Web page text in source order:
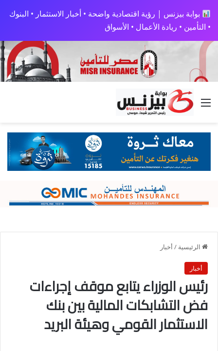
بوابة بيزنس | رؤية اقتصادية واضحة • أخبار الاستثمار • البنوك
• التأمين • ريادة الأعمال • الأسواق
القائمة
الرئيسية / أخبار
أخبار
رئيس الوزراء يتابع موقف إجراءات
فض التشابكات المالية بين بنك
الاستثمار القومي وهيئة البريد